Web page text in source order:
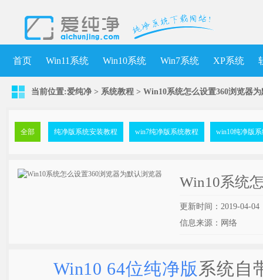
首页 Win11系统 Win10系统 Win7系统 XP系统
当前位置:爱纯净 > 系统教程 > Win10系统怎么设置360浏览器
全部 纯净版系统安装教程 win7纯净版系统教程 win10纯净版
Win10系统
更新时间：2019-04-04
信息来源：网络
Win10 64位纯净版 系统自